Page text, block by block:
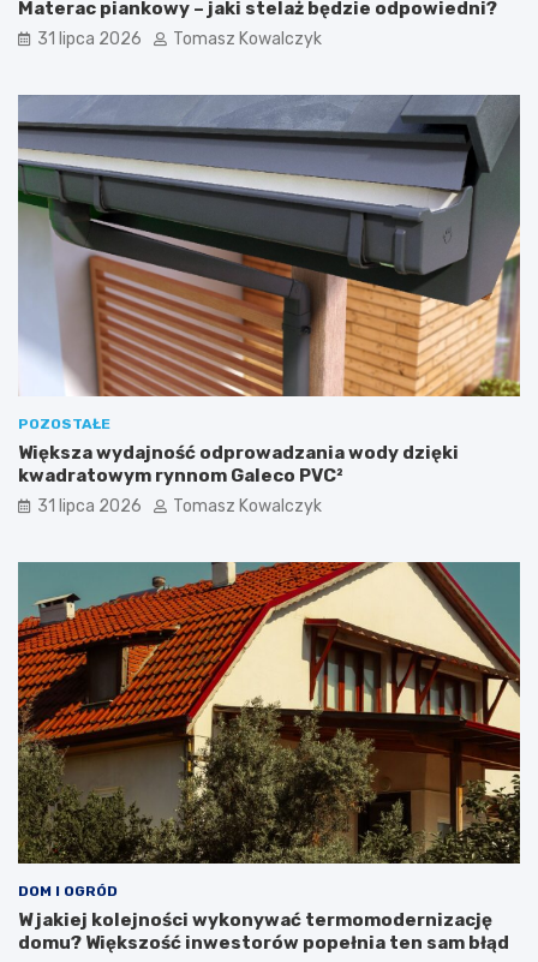
Materac piankowy – jaki stelaż będzie odpowiedni?
31 lipca 2026 Tomasz Kowalczyk
POZOSTAŁE
Większa wydajność odprowadzania wody dzięki
kwadratowym rynnom Galeco PVC²
31 lipca 2026 Tomasz Kowalczyk
DOM I OGRÓD
W jakiej kolejności wykonywać termomodernizację
domu? Większość inwestorów popełnia ten sam błąd